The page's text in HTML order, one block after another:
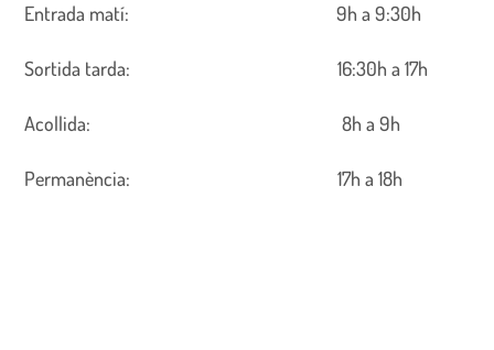
Entrada matí: 9h a 9:30h
Sortida tarda: 16:30h a 17h
Acollida: 8h a 9h
Permanència: 17h a 18h